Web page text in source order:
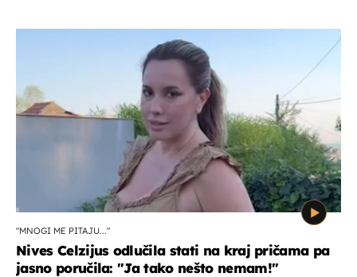
"MNOGI ME PITAJU..."
Nives Celzijus odlučila stati na kraj pričama pa
jasno poručila: "Ja tako nešto nemam!"